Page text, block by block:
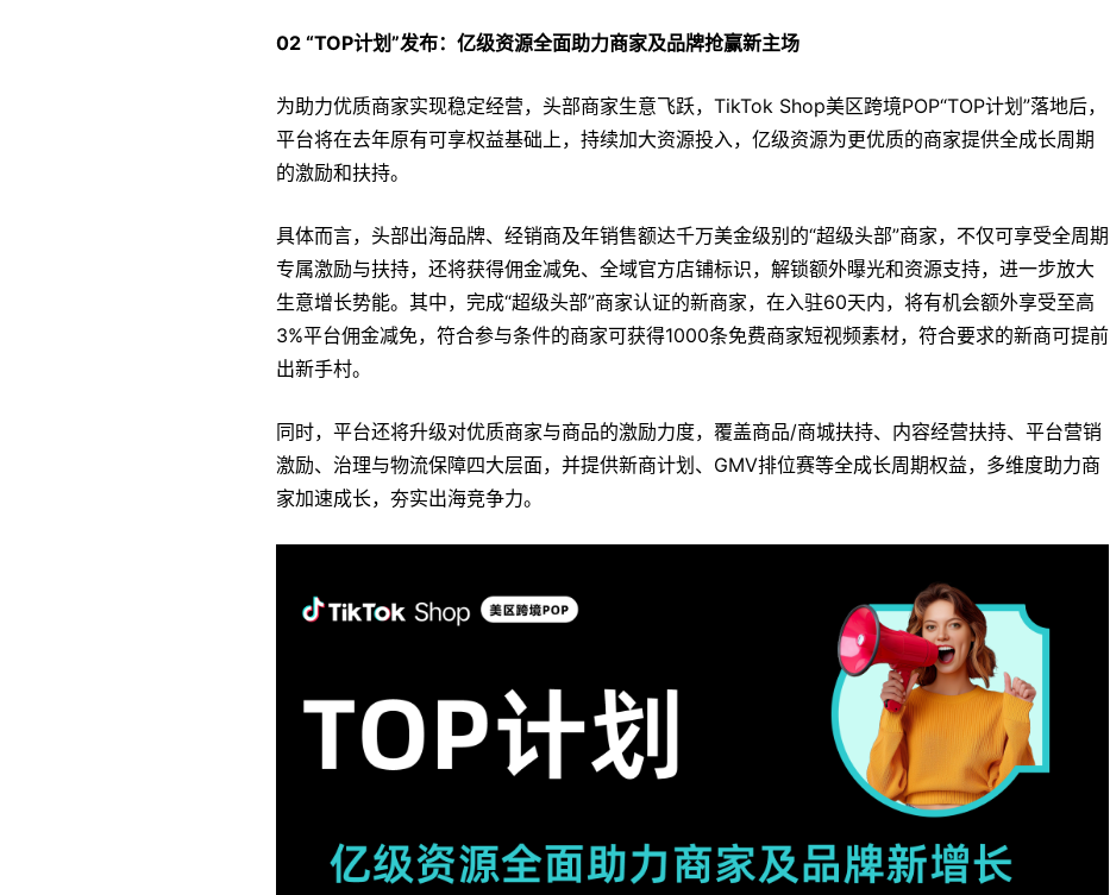
02 “TOP计划”发布：亿级资源全面助力商家及品牌抢赢新主场
为助力优质商家实现稳定经营，头部商家生意飞跃，TikTok Shop美区跨境POP“TOP计划”落地后，
平台将在去年原有可享权益基础上，持续加大资源投入，亿级资源为更优质的商家提供全成长周期
的激励和扶持。
具体而言，头部出海品牌、经销商及年销售额达千万美金级别的“超级头部”商家，不仅可享受全周期
专属激励与扶持，还将获得佣金减免、全域官方店铺标识，解锁额外曝光和资源支持，进一步放大
生意增长势能。其中，完成“超级头部”商家认证的新商家，在入驻60天内，将有机会额外享受至高
3%平台佣金减免，符合参与条件的商家可获得1000条免费商家短视频素材，符合要求的新商可提前
出新手村。
同时，平台还将升级对优质商家与商品的激励力度，覆盖商品/商城扶持、内容经营扶持、平台营销
激励、治理与物流保障四大层面，并提供新商计划、GMV排位赛等全成长周期权益，多维度助力商
家加速成长，夯实出海竞争力。